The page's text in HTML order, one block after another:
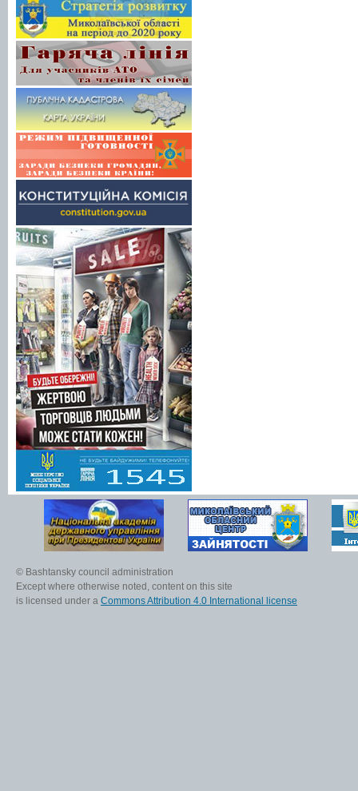
© Bashtansky council administration
Except where otherwise noted, content on this site
is licensed under a Commons Attribution 4.0 International license